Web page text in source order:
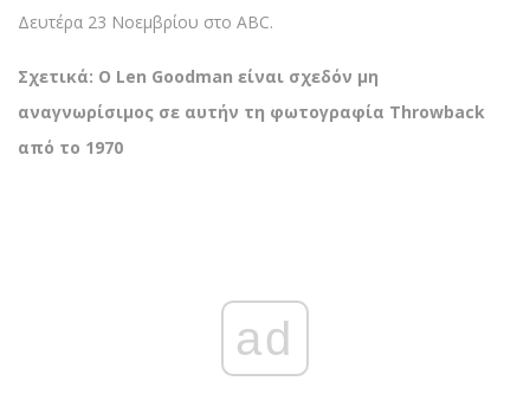
Δευτέρα 23 Νοεμβρίου στο ABC.
Σχετικά: Ο Len Goodman είναι σχεδόν μη
αναγνωρίσιμος σε αυτήν τη φωτογραφία Throwback
από το 1970
ad